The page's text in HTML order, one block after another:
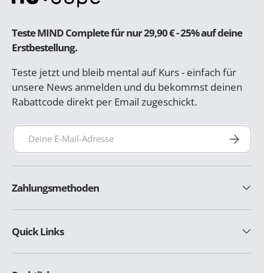
Teste MIND Complete für nur 29,90 € - 25% auf deine
Erstbestellung.
Teste jetzt und bleib mental auf Kurs - einfach für
unsere News anmelden und du bekommst deinen
Rabattcode direkt per Email zugeschickt.
E-Mail
Zahlungsmethoden
Quick Links